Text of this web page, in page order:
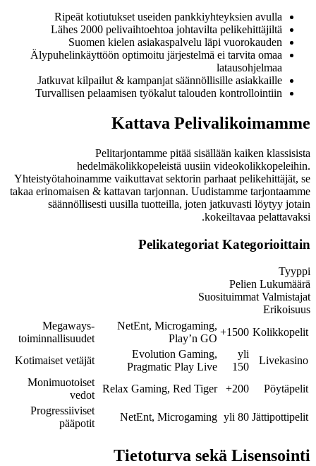
Ripeät kotiutukset useiden pankkiyhteyksien avulla
Lähes 2000 pelivaihtoehtoa johtavilta pelikehittäjiltä
Suomen kielen asiakaspalvelu läpi vuorokauden
Älypuhelinkäyttöön optimoitu järjestelmä ei tarvita omaa
latausohjelmaa
Jatkuvat kilpailut & kampanjat säännöllisille asiakkaille
Turvallisen pelaamisen työkalut talouden kontrollointiin
Kattava Pelivalikoimamme
Pelitarjontamme pitää sisällään kaiken klassisista
hedelmäkolikkopeleistä uusiin videokolikkopeleihin.
Yhteistyötahoinamme vaikuttavat sektorin parhaat pelikehittäjät, se
takaa erinomaisen & kattavan tarjonnan. Uudistamme tarjontaamme
säännöllisesti uusilla tuotteilla, joten jatkuvasti löytyy jotain
kokeiltavaa pelattavaksi.
Pelikategoriat Kategorioittain
Tyyppi
Pelien Lukumäärä
Suosituimmat Valmistajat
Erikoisuus
Kolikkopelit
1500+
NetEnt, Microgaming,
Play’n GO
Megaways-
toiminnallisuudet
Livekasino
yli
150
Evolution Gaming,
Pragmatic Play Live
Kotimaiset vetäjät
Pöytäpelit
200+
Relax Gaming, Red Tiger
Monimuotoiset
vedot
Jättipottipelit
yli 80
NetEnt, Microgaming
Progressiiviset
pääpotit
Tietoturva sekä Lisensointi